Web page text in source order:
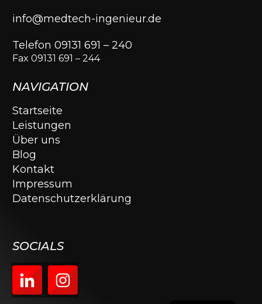
info@medtech-ingenieur.de
Telefon 09131 691 – 240
Fax 09131 691 – 244
NAVIGATION
Startseite
Leistungen
Über uns
Blog
Kontakt
Impressum
Datenschutzerklärung
SOCIALS